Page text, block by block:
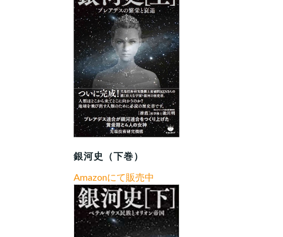
銀河史（下巻）
Amazonにて販売中